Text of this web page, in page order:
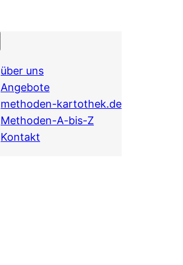
über uns
Angebote
methoden-kartothek.de
Methoden-A-bis-Z
Kontakt